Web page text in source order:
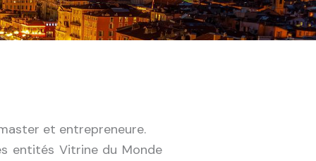
et entrepreneure.
entités Vitrine du Monde